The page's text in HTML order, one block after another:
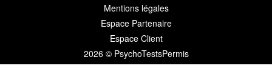
Mentions légales
Espace Partenaire
Espace Client
2026 © PsychoTestsPermis